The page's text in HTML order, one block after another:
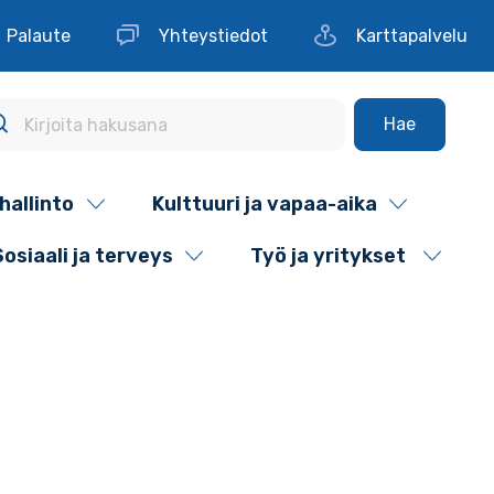
Palaute Yhteystiedot Karttapalvelu
Hae
Kulttuuri ja vapaa-aika
ja terveys Työ ja yritykset